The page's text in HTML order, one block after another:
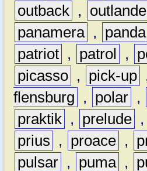
outback ,
panamera , panda
patriot , patrol ,
picasso , pick-up
flensburg
, polar ,
praktik , prelude ,
prius
, proace ,
pulsar , puma ,